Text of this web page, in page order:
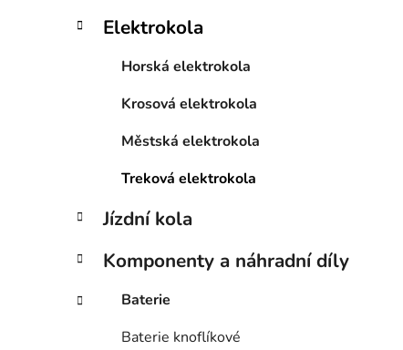
g
Elektrokola
Horská elektrokola
Krosová elektrokola
Městská elektrokola
Treková elektrokola
Jízdní kola
Komponenty a náhradní díly
Baterie
Baterie knoflíkové